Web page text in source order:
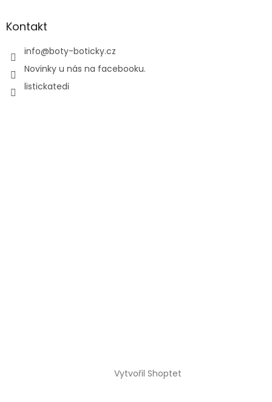
Kontakt
info@boty-boticky.cz
Novinky u nás na facebooku.
listickatedi
Vytvořil Shoptet